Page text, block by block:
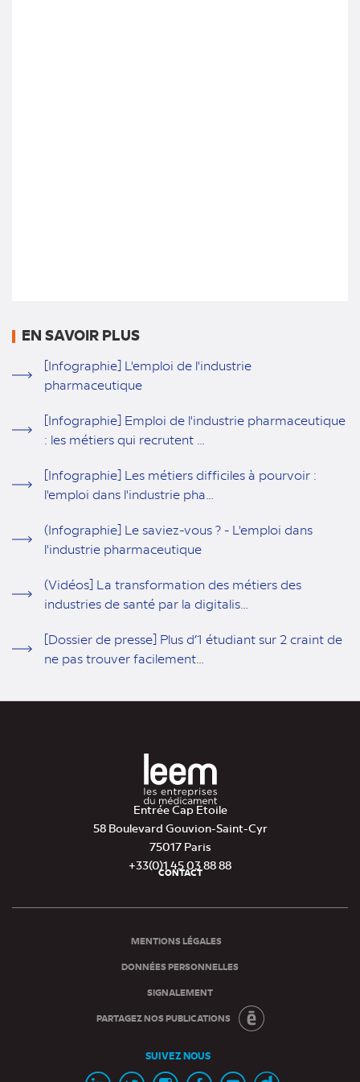
EN SAVOIR PLUS
[Infographie] L'emploi de l'industrie
pharmaceutique
[Infographie] Emploi de l'industrie pharmaceutique
: les métiers qui recrutent …
[Infographie] Les métiers difficiles à pourvoir :
l'emploi dans l'industrie pha…
(Infographie] Le saviez-vous ? - L'emploi dans
l'industrie pharmaceutique
(Vidéos] La transformation des métiers des
industries de santé par la digitalis…
[Dossier de presse] Plus d’1 étudiant sur 2 craint de
ne pas trouver facilement…
Entrée Cap Etoile
58 Boulevard Gouvion-Saint-Cyr
75017 Paris
+33(0)1 45 03 88 88
de
CONTACT
MENTIONS LÉGALES
DONNÉES PERSONNELLES
SIGNALEMENT
PARTAGEZ NOS PUBLICATIONS
SUIVEZ NOUS
Page Page Page Page ChaineChaine